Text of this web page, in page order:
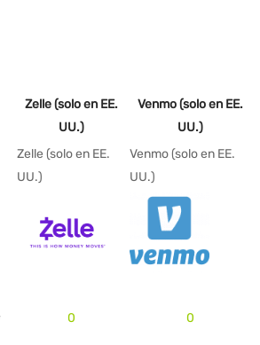
Zelle (solo en EE.
UU.)
Venmo (solo en EE.
UU.)
Zelle (solo en EE.
UU.)
Venmo (solo en EE.
UU.)
0 0